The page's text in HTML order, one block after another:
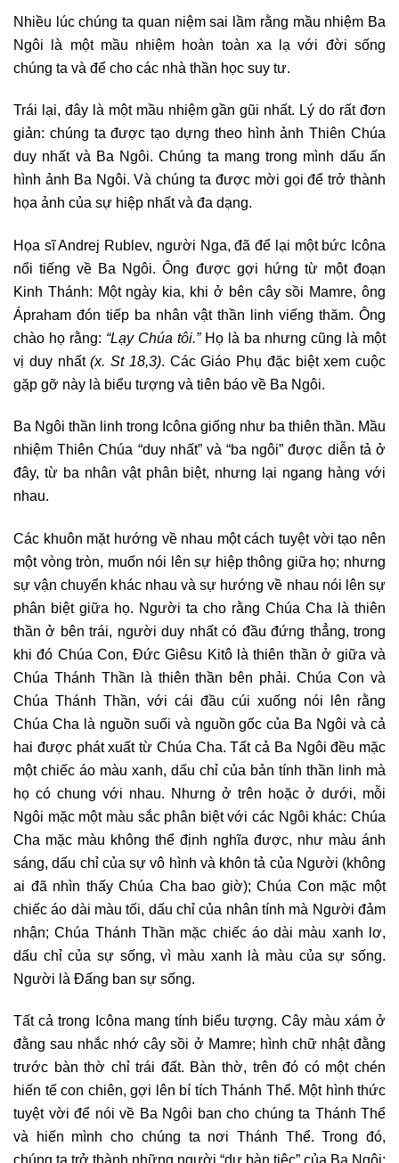
Nhiều lúc chúng ta quan niệm sai lầm rằng mầu nhiệm Ba
Ngôi là một mầu nhiệm hoàn toàn xa lạ với đời sống
chúng ta và để cho các nhà thần học suy tư.
Trái lại, đây là một mầu nhiệm gần gũi nhất. Lý do rất đơn
giản: chúng ta được tạo dựng theo hình ảnh Thiên Chúa
duy nhất và Ba Ngôi. Chúng ta mang trong mình dấu ấn
hình ảnh Ba Ngôi. Và chúng ta được mời gọi để trở thành
họa ảnh của sự hiệp nhất và đa dạng.
Họa sĩ Andrej Rublev, người Nga, đã để lại một bức Icôna
nổi tiếng về Ba Ngôi. Ông được gợi hứng từ một đoạn
Kinh Thánh: Một ngày kia, khi ở bên cây sồi Mamre, ông
Ápraham đón tiếp ba nhân vật thần linh viếng thăm. Ông
chào họ rằng: “Lạy Chúa tôi.”Họ là ba nhưng cũng là một
vị duy nhất(x. St 18,3). Các Giáo Phụ đặc biệt xem cuộc
gặp gỡ này là biểu tượng và tiên báo về Ba Ngôi.
Ba Ngôi thần linh trong Icôna giống như ba thiên thần. Mầu
nhiệm Thiên Chúa “duy nhất” và “ba ngôi” được diễn tả ở
đây, từ ba nhân vật phân biệt, nhưng lại ngang hàng với
nhau.
Các khuôn mặt hướng về nhau một cách tuyệt vời tạo nên
một vòng tròn, muốn nói lên sự hiệp thông giữa họ; nhưng
sự vận chuyển khác nhau và sự hướng về nhau nói lên sự
phân biệt giữa họ. Người ta cho rằng Chúa Cha là thiên
thần ở bên trái, người duy nhất có đầu đứng thẳng, trong
khi đó Chúa Con, Đức Giêsu Kitô là thiên thần ở giữa và
Chúa Thánh Thần là thiên thần bên phải. Chúa Con và
Chúa Thánh Thần, với cái đầu cúi xuống nói lên rằng
Chúa Cha là nguồn suối và nguồn gốc của Ba Ngôi và cả
hai được phát xuất từ Chúa Cha. Tất cả Ba Ngôi đều mặc
một chiếc áo màu xanh, dấu chỉ của bản tính thần linh mà
họ có chung với nhau. Nhưng ở trên hoặc ở dưới, mỗi
Ngôi mặc một màu sắc phân biệt với các Ngôi khác: Chúa
Cha mặc màu không thể định nghĩa được, như màu ánh
sáng, dấu chỉ của sự vô hình và khôn tả của Người (không
ai đã nhìn thấy Chúa Cha bao giờ); Chúa Con mặc một
chiếc áo dài màu tối, dấu chỉ của nhân tính mà Người đảm
nhận; Chúa Thánh Thần mặc chiếc áo dài màu xanh lơ,
dấu chỉ của sự sống, vì màu xanh là màu của sự sống.
Người là Đấng ban sự sống.
Tất cả trong Icôna mang tính biểu tượng. Cây màu xám ở
đằng sau nhắc nhớ cây sồi ở Mamre; hình chữ nhật đằng
trước bàn thờ chỉ trái đất. Bàn thờ, trên đó có một chén
hiến tế con chiên, gợi lên bí tích Thánh Thể. Một hình thức
tuyệt vời để nói về Ba Ngôi ban cho chúng ta Thánh Thể
và hiến mình cho chúng ta nơi Thánh Thể. Trong đó,
chúng ta trở thành những người “dự bàn tiệc” của Ba Ngôi;